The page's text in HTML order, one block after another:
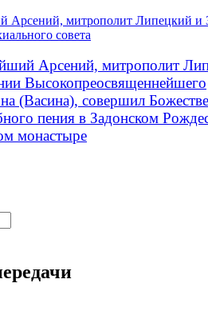
Арсений, митрополит Липецкий и
совета
Арсений, митрополит
Высокопреосвященнейшего
(Васина), совершил
пения в Задонском
монастыре